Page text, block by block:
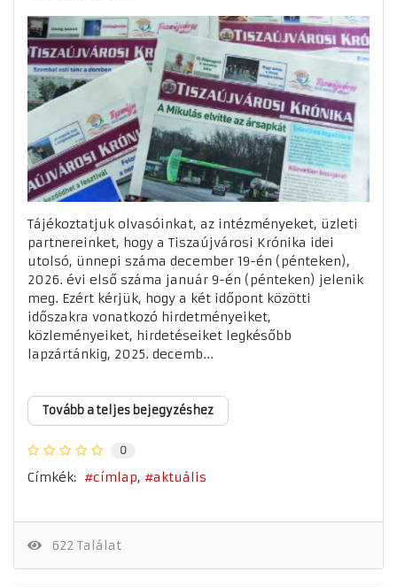
Tájékoztatjuk olvasóinkat, az intézményeket, üzleti
partnereinket, hogy a Tiszaújvárosi Krónika idei
utolsó, ünnepi száma december 19-én (pénteken),
2026. évi első száma január 9-én (pénteken) jelenik
meg. Ezért kérjük, hogy a két időpont közötti
időszakra vonatkozó hirdetményeiket,
közleményeiket, hirdetéseiket legkésőbb
lapzártánkig, 2025. decemb...
Tovább a teljes bejegyzéshez
0
Címkék: címlap aktuális
622 Találat